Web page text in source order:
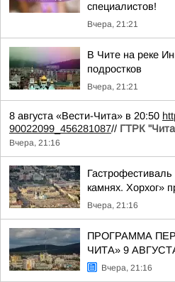
специалистов!
Вчера, 21:21
В Чите на реке
подростков
Вчера, 21:21
8 августа «Вести-Чита» в 20:50
90022099_456281087// ГТРК
Вчера, 21:16
Гастрофестиваль
камнях. Хорхог»
Вчера, 21:16
ПРОГРАММА
ЧИТА» 9
Вчера, 21:16